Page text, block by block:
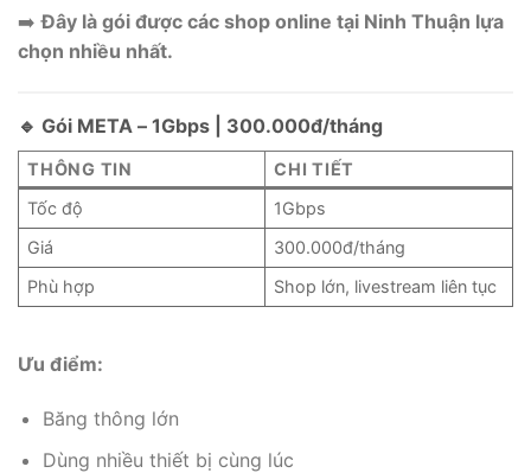
➡️Đây là gói được các shop online tại Ninh Thuận lựa
chọn nhiều nhất.
🔹 Gói META – 1Gbps | 300.000đ/tháng
THÔNG TIN
CHI TIẾT
Tốc độ
1Gbps
Giá
300.000đ/tháng
Phù hợp
Shop lớn, livestream liên tục
Ưu điểm:
Băng thông lớn
Dùng nhiều thiết bị cùng lúc